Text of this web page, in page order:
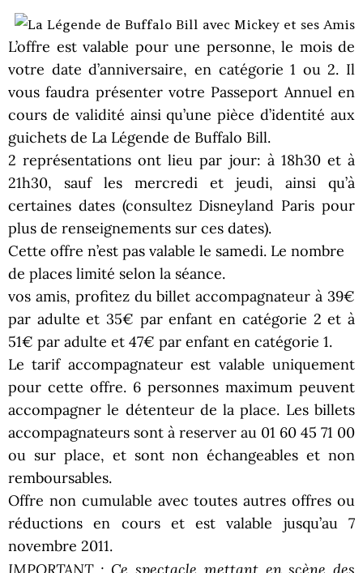
L’offre est valable pour une personne, le mois de
votre date d’anniversaire, en catégorie 1 ou 2. Il
vous faudra présenter votre Passeport Annuel en
cours de validité ainsi qu’une pièce d’identité aux
guichets de La Légende de Buffalo Bill.
2 représentations ont lieu par jour: à 18h30 et à
21h30, sauf les mercredi et jeudi, ainsi qu’à
certaines dates (consultez Disneyland Paris pour
plus de renseignements sur ces dates).
Cette offre n’est pas valable le samedi. Le nombre
de places limité selon la séance.
vos amis, profitez du billet accompagnateur à 39€
par adulte et 35€ par enfant en catégorie 2 et à
51€ par adulte et 47€ par enfant en catégorie 1.
Le tarif accompagnateur est valable uniquement
pour cette offre. 6 personnes maximum peuvent
accompagner le détenteur de la place. Les billets
accompagnateurs sont à reserver au 01 60 45 71 00
ou sur place, et sont non échangeables et non
remboursables.
Offre non cumulable avec toutes autres offres ou
réductions en cours et est valable jusqu’au 7
novembre 2011.
IMPORTANT : Ce spectacle mettant en scène des